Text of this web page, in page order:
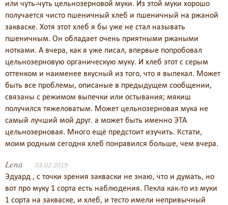
или чуть-чуть цельнозерновой муки. Из этой муки хорошо
получается чисто пшеничный хлеб и пшеничный на ржаной
закваске. Хотя этот хлеб я бы уже не стал называть
пшеничным. Он обладает очень приятными ржаными
нотками. А вчера, как я уже писал, впервые попробовал
цельнозерновую органическую муку. И хлеб этот с серым
оттенком и наименее вкусный из того, что я выпекал. Может
быть все проблемы, описаные в предыдущем сообщении,
связаны с режимом выпечки или остывания; мякиш
получился тяжеловатым. Может цельнозерновая мука не
самый лучший мой друг. а может быть именно ЭТА
цельнозерновая. Много ещё предстоит изучить. Кстати,
моим родным сегодня хлеб понравился больше, чем вчера.
Lena 03.02.2019
Эдуард , с точки зрения закваски не знаю, что и думать, но
вот про муку 1 сорта есть наблюдения. Пекла как-то из муки
1 сорта на закваске, и хлеб, и тесто имели непривычный